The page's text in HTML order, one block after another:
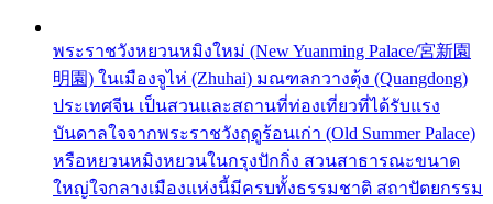
พระราชวังหยวนหมิงใหม่ (New Yuanming Palace/宮新園
明園) ในเมืองจูไห่ (Zhuhai) มณฑลกวางตุ้ง (Quangdong)
ประเทศจีน เป็นสวนและสถานที่ท่องเที่ยวที่ได้รับแรง
บันดาลใจจากพระราชวังฤดูร้อนเก่า (Old Summer Palace)
หรือหยวนหมิงหยวนในกรุงปักกิ่ง สวนสาธารณะขนาด
ใหญ่ใจกลางเมืองแห่งนี้มีครบทั้งธรรมชาติ สถาปัตยกรรม